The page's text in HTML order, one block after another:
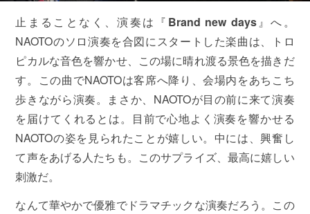
止まることなく、演奏は『 Brand new days』へ。
NAOTOのソロ演奏を合図にスタートした楽曲は、トロ
ピカルな音色を響かせ、この場に晴れ渡る景色を描きだ
す。この曲でNAOTOは客席へ降り、会場内をあちこち
歩きながら演奏。まさか、NAOTOが目の前に来て演奏
を届けてくれるとは。目前で心地よく演奏を響かせる
NAOTOの姿を見られたことが嬉しい。中には、興奮し
て声をあげる人たちも。このサプライズ、最高に嬉しい
刺激だ。
なんて華やかで優雅でドラマチックな演奏だろう。この